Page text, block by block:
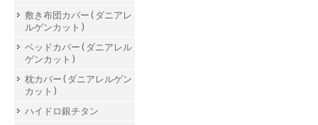
敷き布団カバー(ダニアレ
ルゲンカット)
ベッドカバー(ダニアレル
ゲンカット)
枕カバー(ダニアレルゲン
カット)
ハイドロ銀チタン